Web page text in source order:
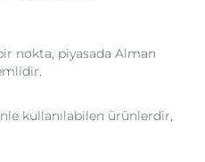
nokta, piyasada Alman
kullanılabilen ürünlerdir,